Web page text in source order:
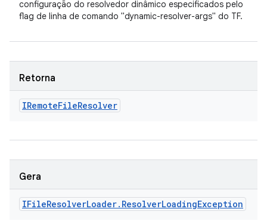
configuração do resolvedor dinâmico especificados pelo
flag de linha de comando "dynamic-resolver-args" do TF.
Retorna
IRemoteFileResolver
Gera
IFileResolverLoader. ResolverLoadingException